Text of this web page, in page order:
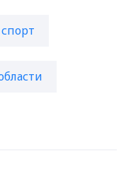
спорт